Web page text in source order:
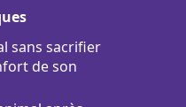
sans sacrifier
de son